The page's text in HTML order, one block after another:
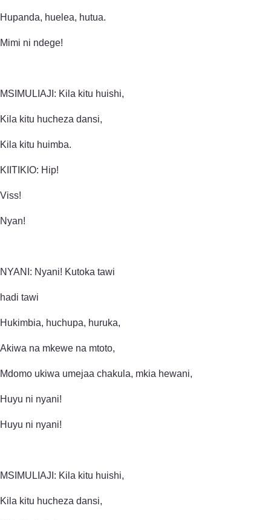
Hupanda, huelea, hutua.
Mimi ni ndege!
MSIMULIAJI: Kila kitu huishi,
Kila kitu hucheza dansi,
Kila kitu huimba.
KIITIKIO: Hip!
Viss!
Nyan!
NYANI: Nyani! Kutoka tawi
hadi tawi
Hukimbia, huchupa, huruka,
Akiwa na mkewe na mtoto,
Mdomo ukiwa umejaa chakula, mkia hewani,
Huyu ni nyani!
Huyu ni nyani!
MSIMULIAJI: Kila kitu huishi,
Kila kitu hucheza dansi,